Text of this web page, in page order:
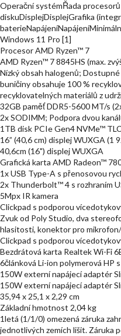
Operační systémŘada
diskuDisplejDisplejGrafika
Windows 11 Pro [1]
Procesor AMD Ryzen™ 7
AMD Ryzen™ 7 8845HS (max.
Nízký obsah halogenů;
buničiny obsahuje 100 %
recyklovatelných materiálů z
32GB paměť DDR5-5600 MT/s
2x SODIMM; Podpora dvou
1TB disk PCIe Gen4 NVMe™
16” (40,6 cm) displej WUXGA
40,6cm (16") displej WUXGA
Grafická karta AMD Radeon™
1x USB Type-A s přenosovou
2x Thunderbolt™ 4 s rozhraním
5Mpx IR kamera
Clickpad s podporou
Zvuk od Poly Studio, dva
hlasitosti, konektor pro
Clickpad s podporou
Bezdrátová karta Realtek Wi-Fi
6článková Li-ion polymerová HP
150W externí napájecí adaptér
150W externí napájecí adaptér
35,94 x 25,1 x 2,29 cm
Základní hmotnost 2,04 kg
1letá (1/1/0) omezená záruka
jednotlivých zemích lišit. Záruka